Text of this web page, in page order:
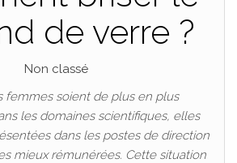
de verre ?
Non classé
femmes soient de plus en plus
les domaines scientifiques, elles
dans les postes de direction
mieux rémunérées. Cette situation